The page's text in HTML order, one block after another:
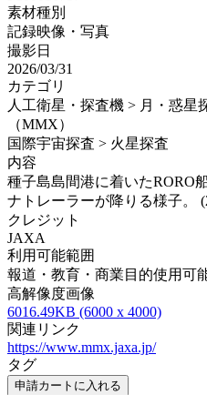
素材種別
記録映像・写真
撮影日
2026/03/31
カテゴリ
人工衛星・探査機 > 月・惑星
（MMX）
国際宇宙探査 > 火星探査
内容
種子島島間港に着いたRORO
ナトレーラーが降りる様子。
クレジット
JAXA
利用可能範囲
報道・教育・商業目的使用可
高解像度画像
6016.49KB (6000 x 4000)
関連リンク
https://www.mmx.jaxa.jp/
タグ
申請カートに入れる